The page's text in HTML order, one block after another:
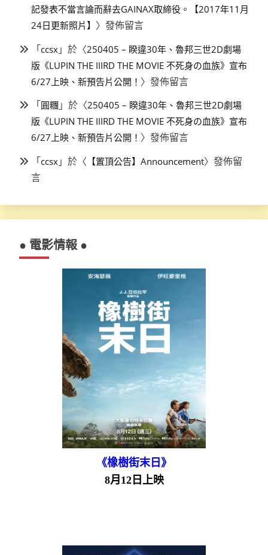
記發表不當言論而辭去GAINAX取締役。【2017年11月
24日更新照片】 〉發佈留言
「ccsx 」於〈250405 – 睽違30年、魯邦三世2D劇場
版《LUPIN THE IIIRD THE MOVIE 不死身の血族》宣布
6/27上映、新預告片公開！ 〉發佈留言
「圓糰 」於〈250405 – 睽違30年、魯邦三世2D劇場
版《LUPIN THE IIIRD THE MOVIE 不死身の血族》宣布
6/27上映、新預告片公開！ 〉發佈留言
「ccsx 」於〈 【置頂公告】Announcement〉發佈留
言
● 電影情報 ●
《橡樹街末日》
8月12日上映